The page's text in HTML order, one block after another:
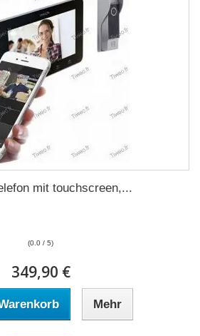
mit touchscreen,...
(0.0 / 5)
349,90 €
Mehr